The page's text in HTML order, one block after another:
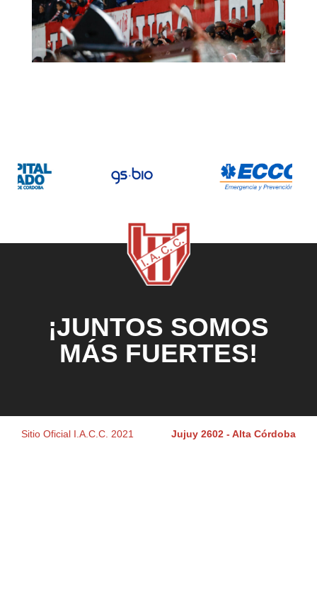
¡JUNTOS SOMOS
MÁS FUERTES!
Sitio Oficial I.A.C.C. 2021 Jujuy 2602 - Alta Córdoba